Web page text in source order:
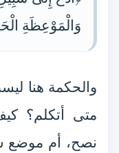
وَالْمَوْعِظَةِ
والحكمة هنا
متى أتكلم؟
نصح، أم موضع